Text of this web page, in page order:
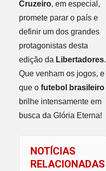
Cruzeiro, em especial,
promete parar o país e
definir um dos grandes
protagonistas desta
edição da Libertadores.
Que venham os jogos, e
que o futebol brasileiro
brilhe intensamente em
busca da Glória Eterna!
NOTÍCIAS
RELACIONADAS